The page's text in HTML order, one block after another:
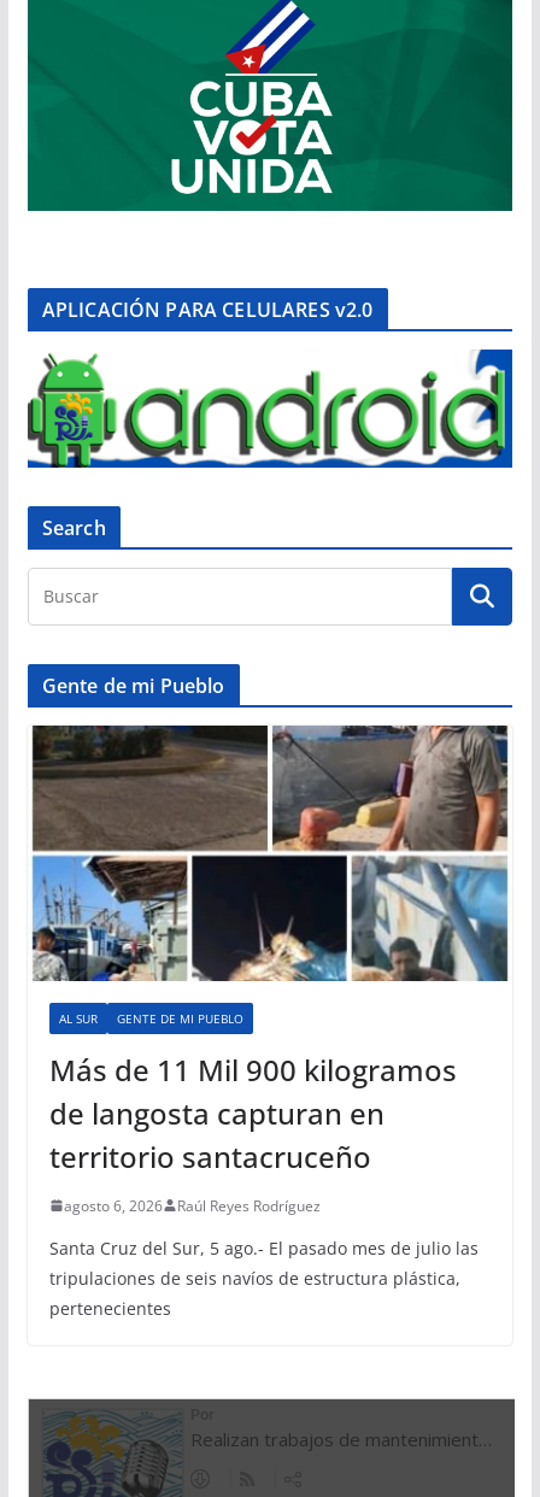
APLICACIÓN PARA CELULARES v2.0
Search
Gente de mi Pueblo
AL SUR GENTE DE MI PUEBLO
Más de 11 Mil 900 kilogramos
de langosta capturan en
territorio santacruceño
agosto 6, 2026 Raúl Reyes Rodríguez
Santa Cruz del Sur, 5 ago.- El pasado mes de julio las
tripulaciones de seis navíos de estructura plástica,
pertenecientes